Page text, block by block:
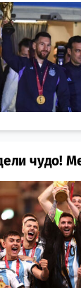
чудо!